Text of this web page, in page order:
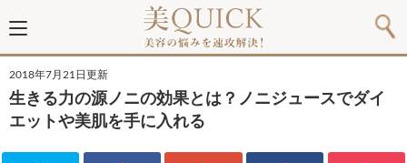
2018年7月21日更新
生きる力の源ノニの効果とは？ノニジュースでダイ
エットや美肌を手に入れる